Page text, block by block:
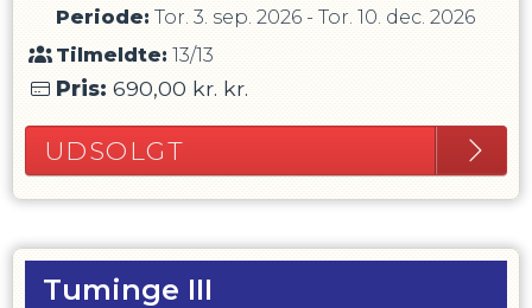
Periode: Tor. 3. sep. 2026- Tor. 10. dec. 2026
Tilmeldte: 13/13
Pris: 690,00 kr. kr.
UDSOLGT
Tuminge III